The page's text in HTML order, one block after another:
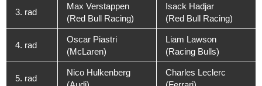
3. rad
Max Verstappen
(Red Bull Racing)
Isack Hadjar
(Red Bull Racing)
4. rad
Oscar Piastri
(McLaren)
Liam Lawson
(Racing Bulls)
5. rad
Nico Hulkenberg
Charles Leclerc